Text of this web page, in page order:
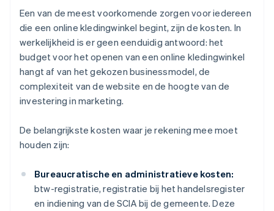
Een van de meest voorkomende zorgen voor iedereen
die een online kledingwinkel begint, zijn de kosten. In
werkelijkheid is er geen eenduidig antwoord: het
budget voor het openen van een online kledingwinkel
hangt af van het gekozen businessmodel, de
complexiteit van de website en de hoogte van de
investering in marketing.
De belangrijkste kosten waar je rekening mee moet
houden zijn:
Bureaucratische en administratieve kosten:
btw-registratie, registratie bij het handelsregister
en indiening van de SCIA bij de gemeente. Deze